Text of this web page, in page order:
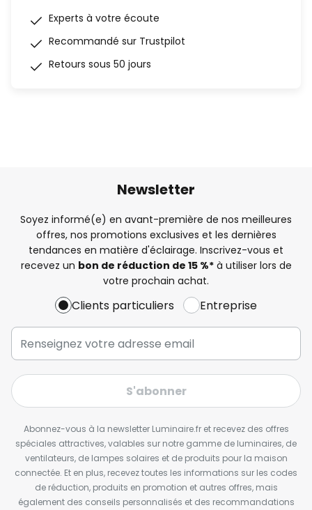
Experts à votre écoute
Recommandé sur Trustpilot
Retours sous 50 jours
Newsletter
Soyez informé(e) en avant-première de nos meilleures
offres, nos promotions exclusives et les dernières
tendances en matière d'éclairage. Inscrivez-vous et
recevez un bon de réduction de 15 %*à utiliser lors de
votre prochain achat.
Clients particuliers Entreprise
S'abonner
Abonnez-vous à la newsletter Luminaire.fr et recevez des offres
spéciales attractives, valables sur notre gamme de luminaires, de
ventilateurs, de lampes solaires et de produits pour la maison
connectée. Et en plus, recevez toutes les informations sur les codes
de réduction, produits en promotion et autres offres, mais
également des conseils personnalisés et des recommandations